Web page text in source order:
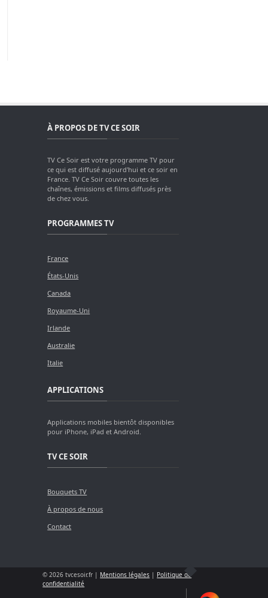
À PROPOS DE TV CE SOIR
TV Ce Soir est votre programme TV pour
ce qui est diffusé aujourd'hui et ce soir en
France. TV Ce Soir couvre toutes les
chaînes, émissions et films diffusés près
de chez vous.
PROGRAMMES TV
France
États-Unis
Canada
Royaume-Uni
Irlande
Australie
Italie
APPLICATIONS
Applications mobiles bientôt disponibles
pour iPhone, iPad et Android.
TV CE SOIR
Bouquets TV
À propos de nous
Contact
© 2026 tvcesoir.fr | Mentions légales | Politique de
confidentialité